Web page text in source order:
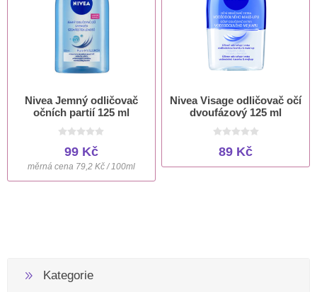
Nivea Jemný odličovač
očních partií 125 ml
99 Kč
měrná cena 79,2 Kč / 100ml
Nivea Visage odličovač očí
dvoufázový 125 ml
89 Kč
Kategorie